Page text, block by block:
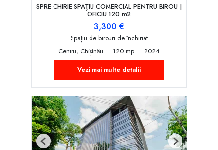
SPRE CHIRIE SPAȚIU COMERCIAL PENTRU BIROU |
OFICIU 120 m2
3,300 €
Spațiu de birouri de închiriat
Centru, Chișinău
120 mp
2024
Vezi mai multe detalii
Previous Next